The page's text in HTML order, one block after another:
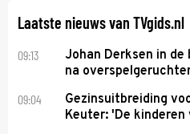
Laatste nieuws van TVgids.nl
09:13
Johan Derksen in de
na
09:04
Gezinsuitbreiding
Keuter: 'De